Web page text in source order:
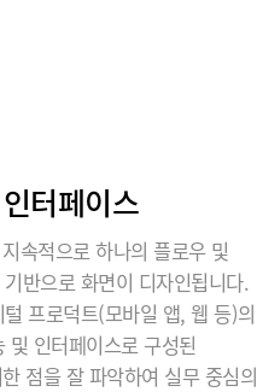
터페이스
속적으로 하나의 플로우 및
반으로 화면이 디자인됩니다.
프로덕트(모바일 앱, 웹 등)의
인터페이스로 구성된
점을 잘 파악하여 실무 중심의